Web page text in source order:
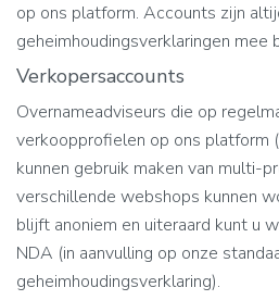
op ons platform. Accounts zijn
geheimhoudingsverklaringen mee
Verkopersaccounts
Overnameadviseurs die op
verkoopprofielen op ons platform
kunnen gebruik maken van multi-
verschillende webshops kunnen
blijft anoniem en uiteraard kunt u
NDA (in aanvulling op onze
geheimhoudingsverklaring).